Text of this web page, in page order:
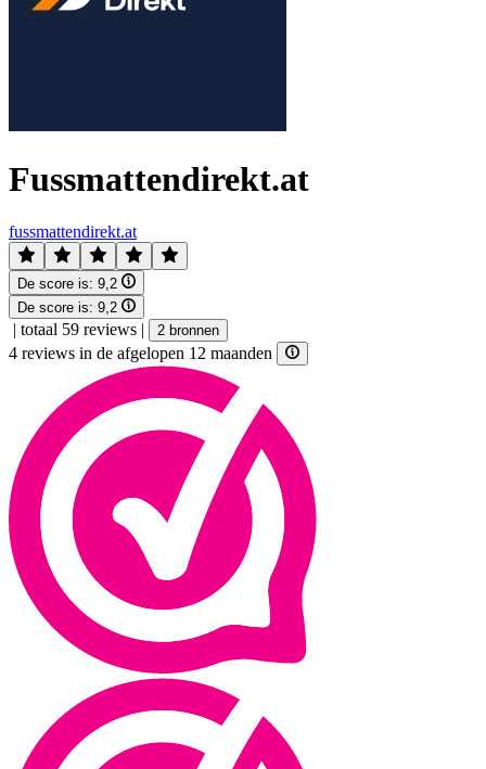
Fussmattendirekt.at
fussmattendirekt.at
De score is: 9,2
De score is: 9,2
| totaal 59 reviews | 2 bronnen
4 reviews in de afgelopen 12 maanden